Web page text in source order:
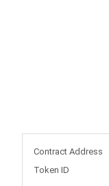
Contract Address
Token ID